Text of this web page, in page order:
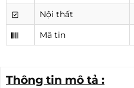
Nội thất
Mã tin
Thông tin mô tả :